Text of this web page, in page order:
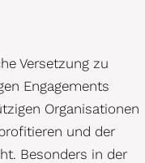
Versetzung zu
Engagements
Organisationen
und der
Besonders in der